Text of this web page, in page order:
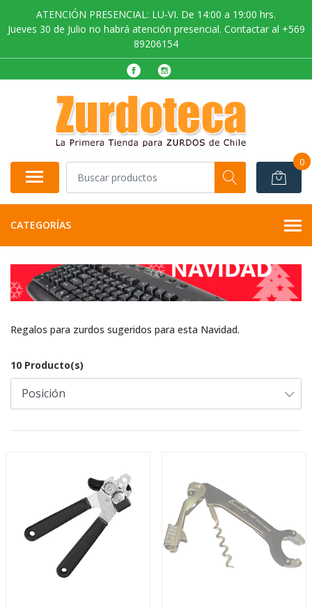
ATENCIÓN PRESENCIAL: LU-VI. De 14:00 a 19:00 hrs.
Jueves 30 de Julio no habrá atención presencial. Contactar al +569
89206154
0
CATEGORÍAS
Regalos para zurdos sugeridos para esta Navidad.
10 Producto(s)